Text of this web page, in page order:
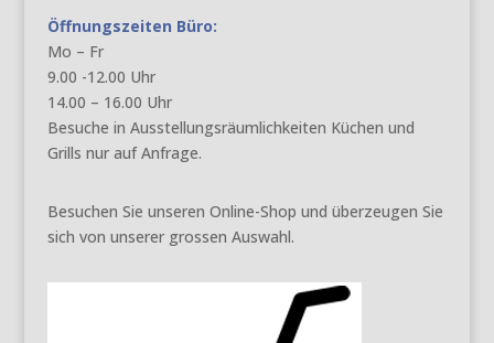
Öffnungszeiten Büro:
Mo – Fr
9.00 -12.00 Uhr
14.00 – 16.00 Uhr
Besuche in Ausstellungsräumlichkeiten Küchen und
Grills nur auf Anfrage.
Besuchen Sie unseren Online-Shop und überzeugen Sie
sich von unserer grossen Auswahl.